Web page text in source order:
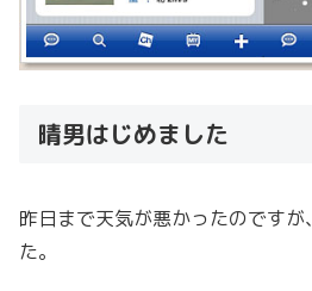
晴男はじめました
昨日まで天気が悪かったのです
た。